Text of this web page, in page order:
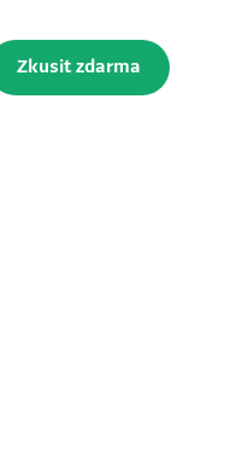
Zkusit zdarma